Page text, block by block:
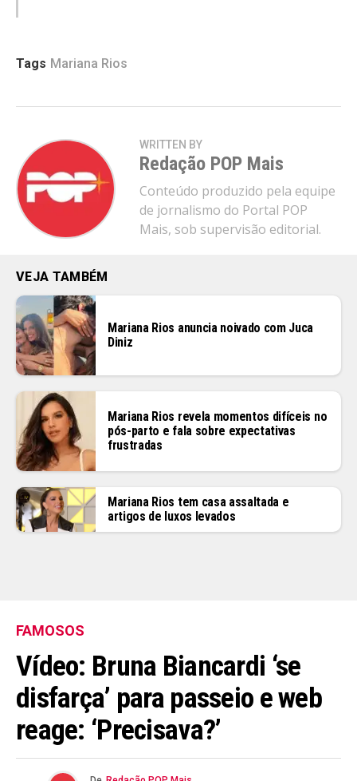
Tags Mariana Rios
WRITTEN BY
Redação POP Mais
Conteúdo produzido pela equipe
de jornalismo do Portal POP
Mais, sob supervisão editorial.
VEJA TAMBÉM
Mariana Rios anuncia noivado com Juca
Diniz
Mariana Rios revela momentos difíceis no
pós-parto e fala sobre expectativas
frustradas
Mariana Rios tem casa assaltada e
artigos de luxos levados
FAMOSOS
Vídeo: Bruna Biancardi ‘se
disfarça’ para passeio e web
reage: ‘Precisava?’
Flipboard
Reddit
Pinterest